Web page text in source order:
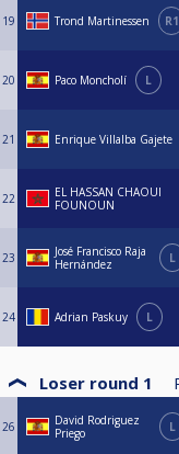
19 Trond Martinessen R1
20 Paco Moncholí L
21 Enrique Villalba Gajete
22
EL HASSAN CHAOUI
FOUNOUN
23
José Francisco Raja
Hernández
L
24 Adrian Paskuy L
Loser round 1
26
David Rodriguez
Priego
L